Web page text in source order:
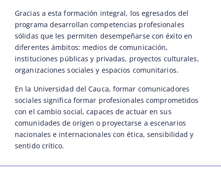
Gracias a esta formación integral, los egresados del
programa desarrollan competencias profesionales
sólidas que les permiten desempeñarse con éxito en
diferentes ámbitos: medios de comunicación,
instituciones públicas y privadas, proyectos culturales,
organizaciones sociales y espacios comunitarios.
En la Universidad del Cauca, formar comunicadores
sociales significa formar profesionales comprometidos
con el cambio social, capaces de actuar en sus
comunidades de origen o proyectarse a escenarios
nacionales e internacionales con ética, sensibilidad y
sentido crítico.